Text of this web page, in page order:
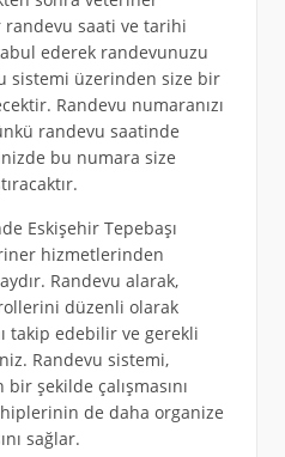
saati ve tarihi
ederek randevunuzu
sistemi üzerinden size bir
Randevu numaranızı
randevu saatinde
bu numara size
Eskişehir Tepebaşı
hizmetlerinden
Randevu alarak,
düzenli olarak
takip edebilir ve gerekli
Randevu sistemi,
şekilde çalışmasını
de daha organize
sağlar.